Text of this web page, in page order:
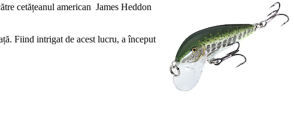
cetățeanul american James Heddon
Fiind intrigat de acest lucru, a început